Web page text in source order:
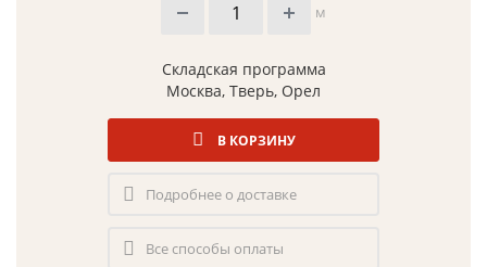
м
Складская программа
Москва, Тверь, Орел
В КОРЗИНУ
Подробнее о доставке
Все способы оплаты